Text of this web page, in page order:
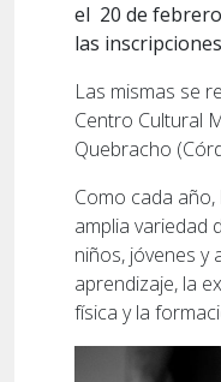
el 20 de
las
Las mismas se
Centro Cultural
Quebracho
Como cada
amplia variedad
niños, jóvenes y
aprendizaje, la
física y la